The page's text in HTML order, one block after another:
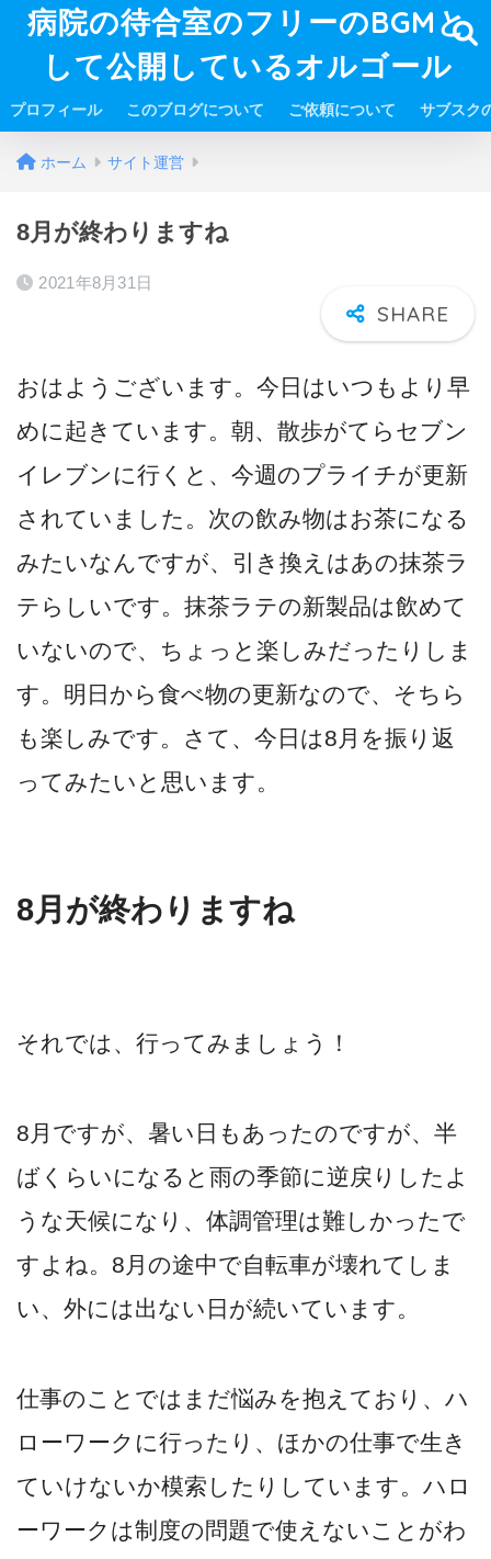
病院の待合室のフリーのBGMと
して公開しているオルゴール
プロフィール このブログについて ご依頼について サブスク
ホーム サイト運営
8月が終わりますね
2021年8月31日
おはようございます。今日はいつもより早
めに起きています。朝、散歩がてらセブン
イレブンに行くと、今週のプライチが更新
されていました。次の飲み物はお茶になる
みたいなんですが、引き換えはあの抹茶ラ
テらしいです。抹茶ラテの新製品は飲めて
いないので、ちょっと楽しみだったりしま
す。明日から食べ物の更新なので、そちら
も楽しみです。さて、今日は8月を振り返
ってみたいと思います。
8月が終わりますね
それでは、行ってみましょう！
8月ですが、暑い日もあったのですが、半
ばくらいになると雨の季節に逆戻りしたよ
うな天候になり、体調管理は難しかったで
すよね。8月の途中で自転車が壊れてしま
い、外には出ない日が続いています。
仕事のことではまだ悩みを抱えており、ハ
ローワークに行ったり、ほかの仕事で生き
ていけないか模索したりしています。ハロ
ーワークは制度の問題で使えないことがわ